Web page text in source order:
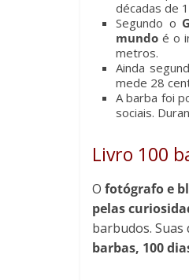
décadas de
Segundo o
mundo é o
metros.
Ainda
mede 28
A barba foi
sociais.
Livro 100
O fotógrafo e
pelas
barbudos.
barbas, 100